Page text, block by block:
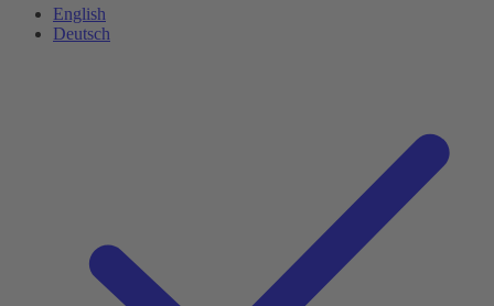
English
Deutsch